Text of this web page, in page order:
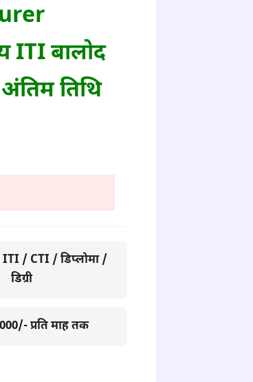
ITI बालोद
तिथि
ITI / CTI / डिप्लोमा /
डिग्री
प्रति माह तक